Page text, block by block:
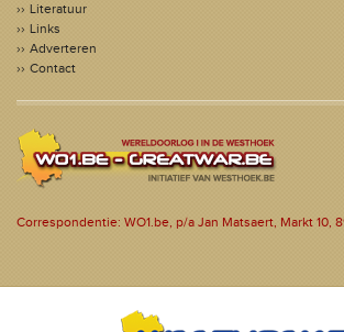
Literatuur
Links
Adverteren
Contact
Correspondentie: WO1.be, p/a Jan Matsaert, Markt 10,